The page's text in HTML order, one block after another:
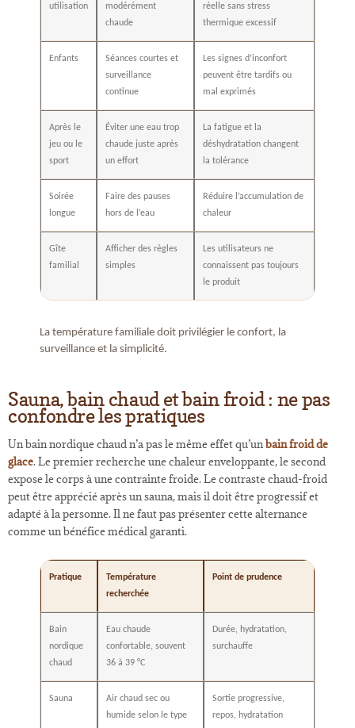
utilisation
modérément
chaude
réelle sans stress
thermique excessif
Enfants
Séances courtes et
surveillance
continue
Les signes d’inconfort
peuvent être tardifs ou
mal exprimés
Après le
jeu ou le
sport
Éviter une eau trop
chaude juste après
un effort
La fatigue et la
déshydratation changent
la tolérance
Soirée
longue
Faire des pauses
hors de l’eau
Réduire l’accumulation de
chaleur
Gîte
familial
Afficher des règles
simples
Les utilisateurs ne
connaissent pas toujours
le produit
La température familiale doit privilégier le confort, la
surveillance et la simplicité.
Sauna, bain chaud et bain froid : ne pas
confondre les pratiques
Un bain nordique chaud n’a pas le même effet qu’unbain froid de
glace. Le premier recherche une chaleur enveloppante, le second
expose le corps à une contrainte froide. Le contraste chaud-froid
peut être apprécié après un sauna, mais il doit être progressif et
adapté à la personne. Il ne faut pas présenter cette alternance
comme un bénéfice médical garanti.
Pratique
Température
recherchée
Point de prudence
Bain
nordique
chaud
Eau chaude
confortable, souvent
36 à 39 °C
Durée, hydratation,
surchauffe
Sauna
Air chaud sec ou
humide selon le type
Sortie progressive,
repos, hydratation